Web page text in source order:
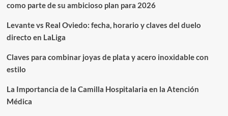
como parte de su ambicioso plan para 2026
Levante vs Real Oviedo: fecha, horario y claves del duelo
directo en LaLiga
Claves para combinar joyas de plata y acero inoxidable con
estilo
La Importancia de la Camilla Hospitalaria en la Atención
Médica